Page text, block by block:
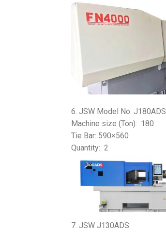
6. JSW Model No. J180ADS
Machine size (Ton): 180
Tie Bar: 590×560
Quantity: 2
7. JSW J130ADS